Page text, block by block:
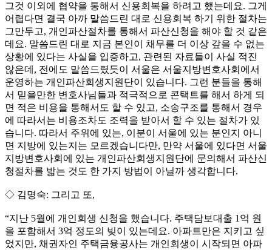
그것 이외에 협약을 통해서 신용회복을 하려고 했는데요. 그게
어렵다면 결국 아까 말씀드린 대로 신용회복 하기 위한 절차는
그만두고, 개인파산절차를 통해서 파산신청을 해야 할 것 같은
데요. 말씀드린 대로 지금 본인이 채무를 더 이상 갚을 수 없는
상황에 있다는 사실을 입증하고, 관련된 자료들이 사실 적진
않은데, 전에도 말씀드렸듯이 서울은 서울지방변호사회에서
운영하는 개인파산회생지원단이 있습니다. 그런 분들을 통해
서 믿을만한 변호사님들과 적극적으로 콘택트를 해서 하게 되
면 적은 비용을 통해서도 할 수 있고, 소송구조를 통해서 경우
에 따라서는 비용조차도 조력을 받아서 할 수 있는 절차가 있
습니다. 따라서 주위에 있는, 이분이 서울에 있는 분인지 아니
면 지방에 있는지는 모르겠습니다만, 만약 서울에 있다면 서울
지방변호사회에 있는 개인파산회생지원단에 문의해서 파산신
청절차를 밟는 것도 한 가지 방법이 아닐까 생각합니다.
◇ 김명숙: 그리고 또,
“지난 5월에 개인회생 신청을 했습니다. 주택담보대출 1억 원
을 포함해서 3억 정도의 빚이 있는데요. 아파트만은 지키고 싶
었지만, 채권자인 주택금융공사는 개인회생이 시작되면 아파